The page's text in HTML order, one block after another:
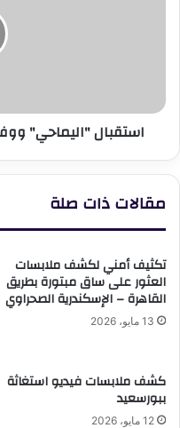
استقبال "اليماحي"
مقالات ذات صلة
تكثيف أمني لكشف ملابسات
العثور على ساق مبتورة بطريق
القاهرة – الإسكندرية الصحراوي
13 مايو، 2026
كشف ملابسات فيديو استغاثة
ببورسعيد
12 مايو، 2026